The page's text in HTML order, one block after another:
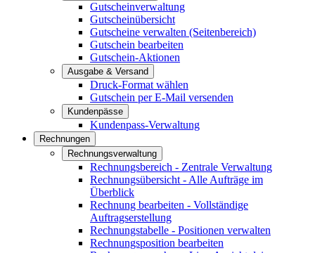
Gutscheinverwaltung
Gutscheinübersicht
Gutscheine verwalten (Seitenbereich)
Gutschein bearbeiten
Gutschein-Aktionen
Ausgabe & Versand
Druck-Format wählen
Gutschein per E-Mail versenden
Kundenpässe
Kundenpass-Verwaltung
Rechnungen
Rechnungsverwaltung
Rechnungsbereich - Zentrale Verwaltung
Rechnungsübersicht - Alle Aufträge im
Überblick
Rechnung bearbeiten - Vollständige
Auftragserstellung
Rechnungstabelle - Positionen verwalten
Rechnungsposition bearbeiten